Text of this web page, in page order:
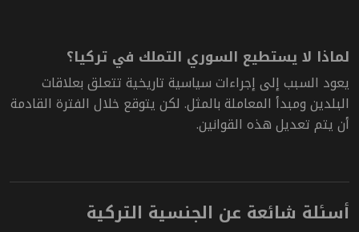
لماذا لا يستطيع السوري التملك في تركيا؟
يعود السبب إلى إجراءات سياسية تاريخية تتعلق بعلاقات
البلدين ومبدأ المعاملة بالمثل. لكن يتوقع خلال الفترة القادمة
أن يتم تعديل هذه القوانين.
أسئلة شائعة عن الجنسية التركية